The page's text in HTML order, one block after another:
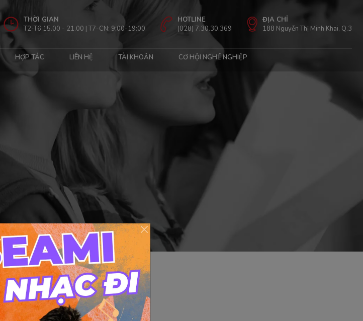
THỜI GIAN
T2-T6 15.00 - 21.00 | T7-CN: 9:00-19:00
HOTLINE
(028) 7.30.30.369
ĐỊA CHỈ
188 Nguyễn Thị Minh Khai, Q.3
HỢP TÁC LIÊN HỆ TÀI KHOẢN CƠ HỘI NGHỀ NGHIỆP
DRUMS